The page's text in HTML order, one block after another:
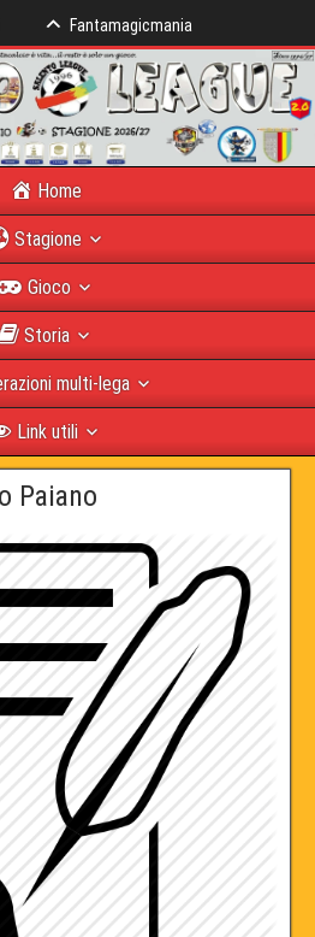
Fantamagicmania
Home
Stagione
Gioco
Storia
multi-lega
Link utili
Paiano